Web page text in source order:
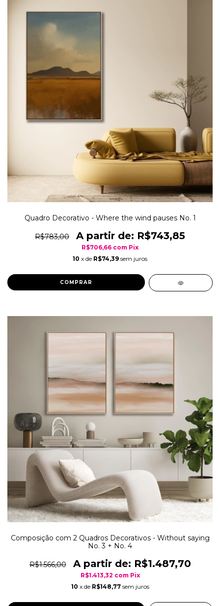
Quadro Decorativo - Where the wind pauses No. 1
R$783,00 R$743,85
R$706,66 com Pix
10 x de R$74,39 sem juros
COMPRAR
Composição com 2 Quadros Decorativos - Without saying
No. 3 + No. 4
R$1.566,00 R$1.487,70
R$1.413,32 com Pix
10 x de R$148,77 sem juros